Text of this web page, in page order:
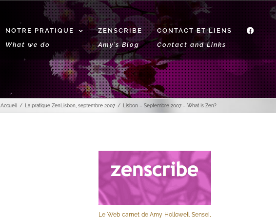
NOTRE PRATIQUE
What we do
ZENSCRIBE
Amy’s Blog
CONTACT ET LIENS
Contact and Links
f
Accueil La pratique Zen Lisbon, septembre 2007 Lisbon – Septembre 2007 – What Is Zen?
Le Web carnet de Amy Hollowell Sensei,